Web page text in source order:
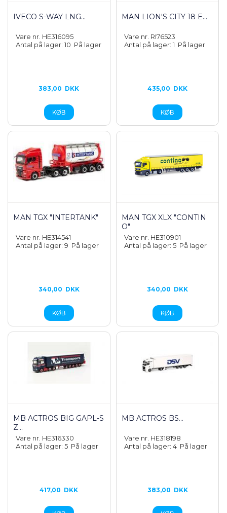
IVECO S-WAY LNG...
Vare nr. HE316095
Antal på lager: 10 På lager
383,00 DKK
MAN LION'S CITY 18 E...
Vare nr. RI76523
Antal på lager: 1 På lager
435,00 DKK
MAN TGX "INTERTANK"
Vare nr. HE314541
Antal på lager: 9 På lager
340,00 DKK
MAN TGX XLX "CONTIN
O"
Vare nr. HE310901
Antal på lager: 5 På lager
340,00 DKK
MB ACTROS BIG GAPL-S
Z...
Vare nr. HE316330
Antal på lager: 5 På lager
417,00 DKK
MB ACTROS BS...
Vare nr. HE318198
Antal på lager: 4 På lager
383,00 DKK